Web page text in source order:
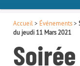
Accueil > Événements>
du jeudi 11 Mars 2021